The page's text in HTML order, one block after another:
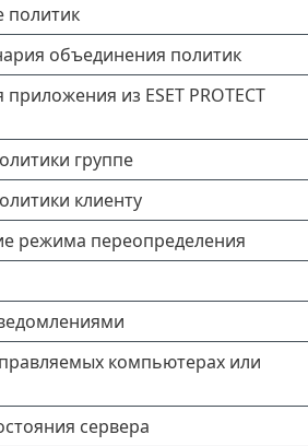
политик
объединения политик
из ESET PROTECT
группе
клиенту
режима переопределения
компьютерах или
сервера